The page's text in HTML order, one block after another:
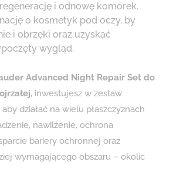
i odnowę komórek.
o kosmetyk pod oczy, by
i obrzęki oraz uzyskać
wygląd.
Advanced Night Repair Set do
, inwestujesz w zestaw
działać na wielu płaszczyznach
nawilżenie, ochrona
bariery ochronnej oraz
wymagającego obszaru – okolic